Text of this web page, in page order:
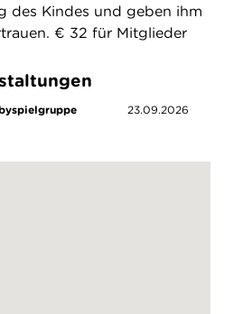
des Kindes und geben ihm
€ 32 für Mitglieder
23.09.2026